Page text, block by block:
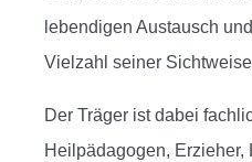
lebendigen Austausch
Vielzahl seiner
Der Träger ist dabei
Heilpädagogen,